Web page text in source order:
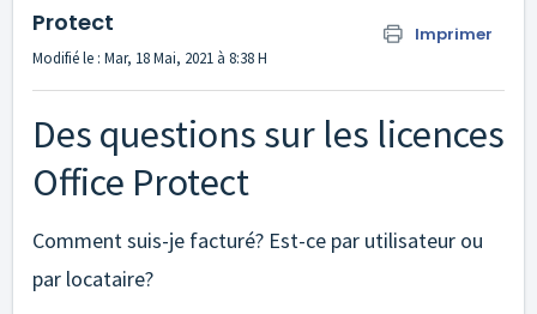
Protect
Imprimer
Modifié le : Mar, 18 Mai, 2021 à 8:38 H
Des questions sur les licences
Office Protect
Comment suis-je facturé? Est-ce par utilisateur ou
par locataire?